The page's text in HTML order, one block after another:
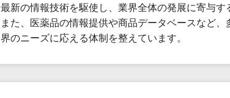
販売管理システム
マーケティング
カスタマーサポート
最新の情報技術を駆使し、業界全体の発展に寄与す
また、医薬品の情報提供や商品データベースなど
界のニーズに応える体制を整えています。